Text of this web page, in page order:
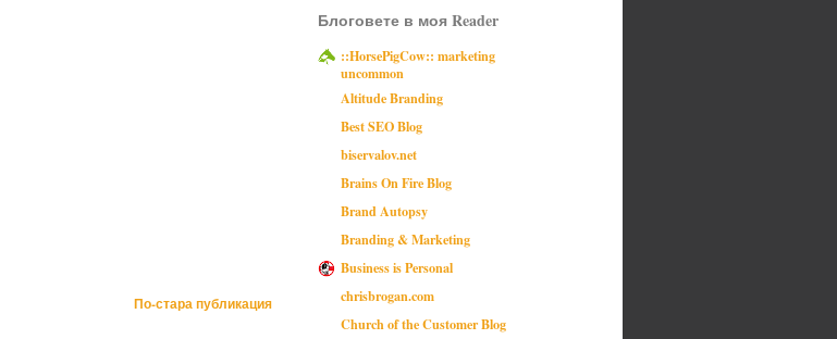
По-стара публикация
Блоговете в моя Reader
::HorsePigCow:: marketing
uncommon
Altitude Branding
Best SEO Blog
biservalov.net
Brains On Fire Blog
Brand Autopsy
Branding & Marketing
Business is Personal
chrisbrogan.com
Church of the Customer Blog